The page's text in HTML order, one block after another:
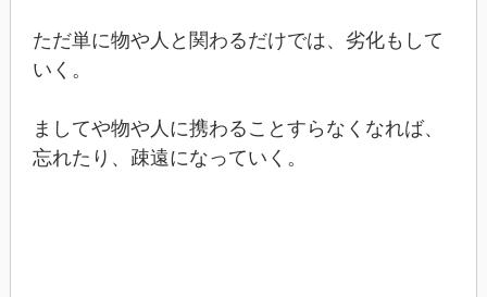
ただ単に物や人と関わるだけでは、劣化もして
いく。
ましてや物や人に携わることすらなくなれば、
忘れたり、疎遠になっていく。